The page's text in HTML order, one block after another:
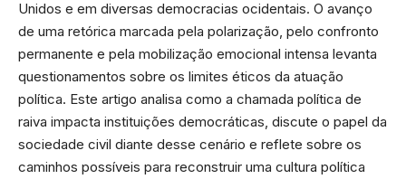
Unidos e em diversas democracias ocidentais. O avanço
de uma retórica marcada pela polarização, pelo confronto
permanente e pela mobilização emocional intensa levanta
questionamentos sobre os limites éticos da atuação
política. Este artigo analisa como a chamada política de
raiva impacta instituições democráticas, discute o papel da
sociedade civil diante desse cenário e reflete sobre os
caminhos possíveis para reconstruir uma cultura política